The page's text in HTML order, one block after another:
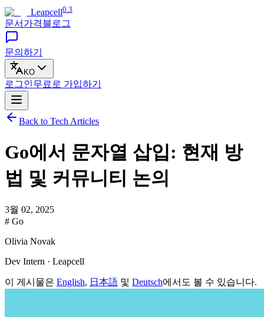
Leapcell0.3
문서 가격블로그
문의하기
KO
로그인무료로 가입하기
Back to Tech Articles
Go에서 문자열 삽입: 현재 방
법 및 커뮤니티 논의
3월 02, 2025
# Go
Olivia Novak
Dev Intern · Leapcell
이 게시물은 English, 日本語 및 Deutsch에서도 볼 수 있습니다.